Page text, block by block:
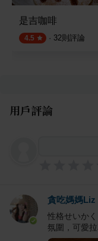
是吉咖啡
4.5 · 32則評論
用戶評論
貪吃媽媽Liz
性格せいか
氛圍，可愛拉